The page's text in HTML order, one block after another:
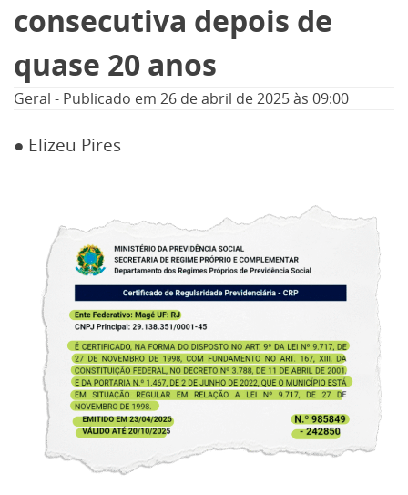
consecutiva depois de
quase 20 anos
Geral - Publicado em 26 de abril de 2025às 09:00
● Elizeu Pires